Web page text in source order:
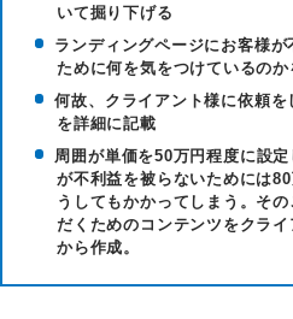
いて掘り下げる
ランディングページにお客様が
ために何を気をつけているの
何故、クライアント様に依頼
を詳細に記載
周囲が単価を50万円程度に設
が不利益を被らないためには
うしてもかかってしまう。そ
だくためのコンテンツをクラ
から作成。